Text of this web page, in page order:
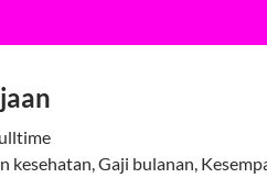
kesehatan, Gaji bulanan,